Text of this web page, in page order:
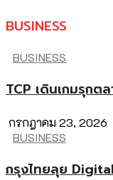
BUSINESS
BUSINESS
TCP เดินเกมรุกต
กรกฎาคม 23, 2026
BUSINESS
กรุงไทยลุย